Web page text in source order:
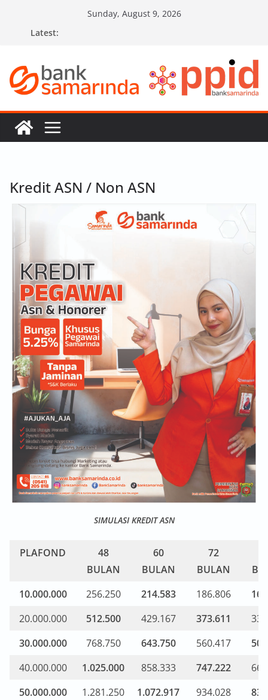
Sunday, August 9, 2026
Latest:
Kredit ASN / Non ASN
SIMULASI KREDIT ASN
PLAFOND
48
BULAN
60
BULAN
72
BULAN
10.000.000
256.250 214.583 186.806
20.000.000
512.500 429.167 373.611
30.000.000
768.750 643.750 560.417
40.000.000
1.025.000 858.333 747.222
50.000.000
1.281.250 1.072.917 934.028